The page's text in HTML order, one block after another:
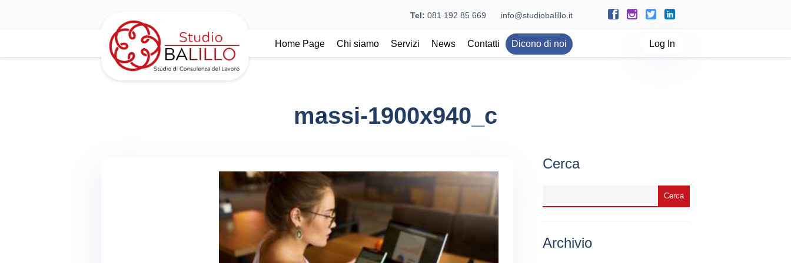
Tel: 081 192 85 669 info@studiobalillo.it
Home Page Chi siamo Servizi News Contatti Dicono di noi Log In
massi-1900x940_c
Cerca
Archivio